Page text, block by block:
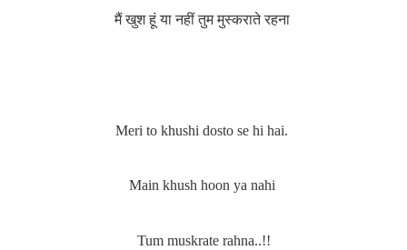
मैं खुश हूं या नहींतुम मुस्कराते रहना
Meri to khushi dosto se hi hai.
Main khush hoon ya nahi
Tum muskrate rahna..!!